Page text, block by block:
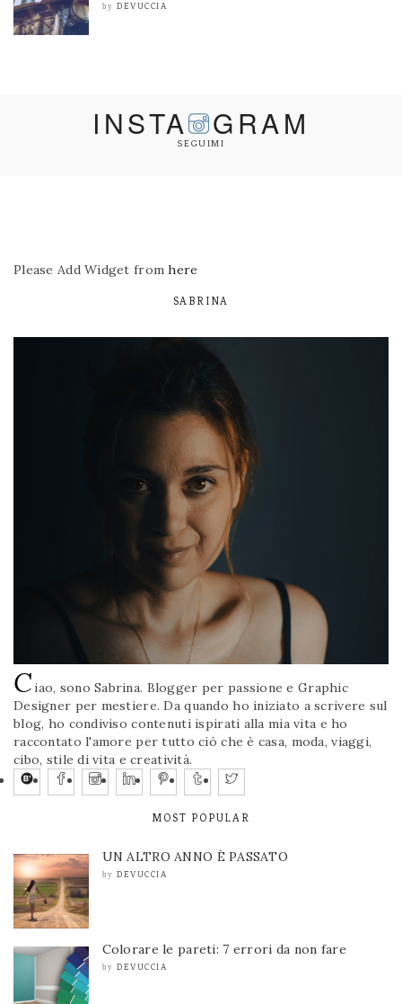
by DEVUCCIA
INSTA GRAM
SEGUIMI
Please Add Widget fromhere
SABRINA
Ciao, sono Sabrina. Blogger per passione e Graphic
Designer per mestiere. Da quando ho iniziato a scrivere sul
blog, ho condiviso contenuti ispirati alla mia vita e ho
raccontato l'amore per tutto ciò che è casa, moda, viaggi,
cibo, stile di vita e creatività.
MOST POPULAR
UN ALTRO ANNO È PASSATO
by DEVUCCIA
Colorare le pareti: 7 errori da non fare
by DEVUCCIA